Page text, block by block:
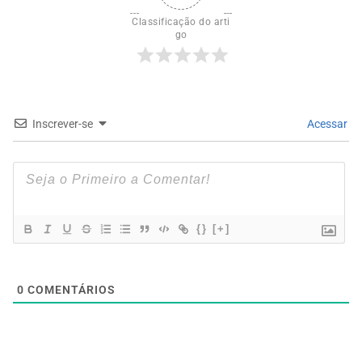
Classificação do arti
go
Inscrever-se Acessar
{} [+]
0 COMENTÁRIOS